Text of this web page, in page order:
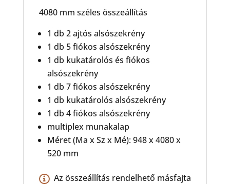
4080 mm széles összeállítás
1 db 2 ajtós alsószekrény
1 db 5 fiókos alsószekrény
1 db kukatárolós és fiókos
alsószekrény
1 db 7 fiókos alsószekrény
1 db kukatárolós alsószekrény
1 db 4 fiókos alsószekrény
multiplex munakalap
Méret (Ma x Sz x Mé): 948 x 4080 x
520 mm
Az összeállítás rendelhető másfajta